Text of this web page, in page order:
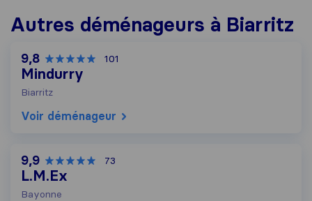
Autres déménageurs à Biarritz
9,8 101
Mindurry
Biarritz
Voir déménageur
9,9 73
L.M.Ex
Bayonne